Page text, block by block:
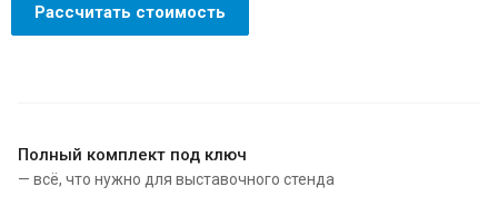
Рассчитать стоимость
Полный комплект под ключ
— всё, что нужно для выставочного стенда